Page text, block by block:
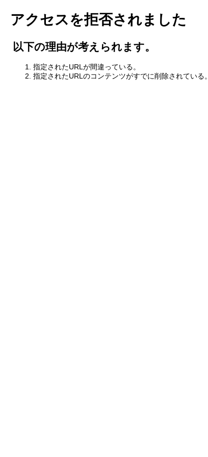
アクセスを拒否されました
以下の理由が考えられます。
指定されたURLが間違っている。
指定されたURLのコンテンツがすでに削除されている。